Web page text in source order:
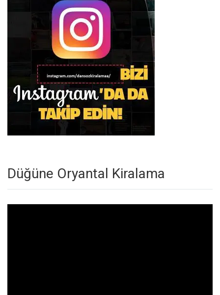
Düğüne Oryantal Kiralama